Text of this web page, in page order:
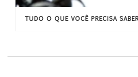
TUDO O QUE VOCÊ PRECISA